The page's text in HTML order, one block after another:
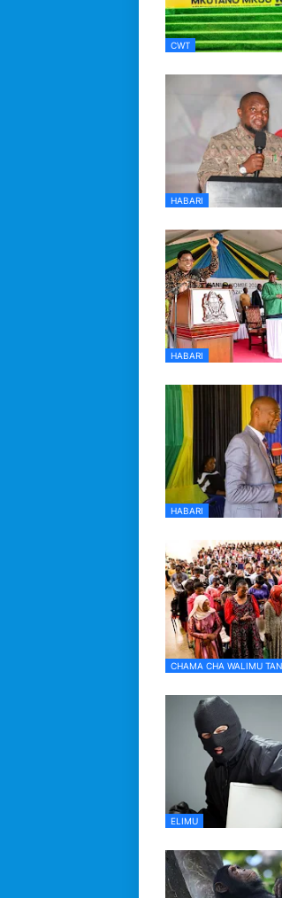
CWT
HABARI
HABARI
HABARI
CHAMA CHA WALIMU
ELIMU